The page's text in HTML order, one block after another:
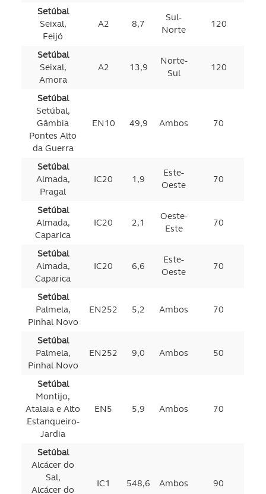
Setúbal
Seixal,
Feijó
A2 8,7
Sul-
Norte
120
Setúbal
Seixal,
Amora
A2 13,9
Norte-
Sul
120
Setúbal
Setúbal,
Gâmbia
Pontes Alto
da Guerra
EN10 49,9 Ambos 70
Setúbal
Almada,
Pragal
IC20 1,9
Este-
Oeste
70
Setúbal
Almada,
Caparica
IC20 2,1
Oeste-
Este
70
Setúbal
Almada,
Caparica
IC20 6,6
Este-
Oeste
70
Setúbal
Palmela,
Pinhal Novo
EN252 5,2 Ambos 70
Setúbal
Palmela,
Pinhal Novo
EN252 9,0 Ambos 50
Setúbal
Montijo,
Atalaia e Alto
Estanqueiro-
Jardia
EN5 5,9 Ambos 70
Setúbal
Alcácer do
Sal,
Alcácer do
IC1 548,6 Ambos 90